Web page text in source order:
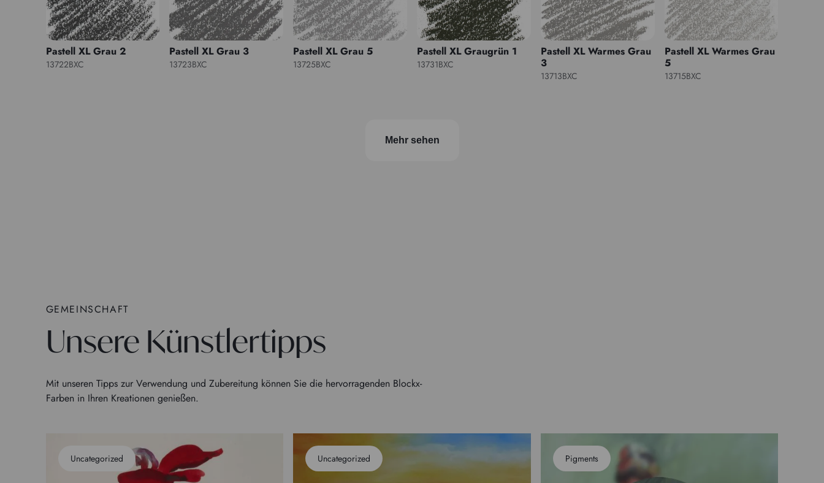
Pastell XL Grau 2
13722BXC
Pastell XL Grau 3
13723BXC
Pastell XL Grau 5
13725BXC
Pastell XL Graugrün 1
13731BXC
Pastell XL Warmes Grau
3
13713BXC
Pastell XL Warmes Grau
5
13715BXC
Mehr sehen
GEMEINSCHAFT
Unsere Künstlertipps
Mit unseren Tipps zur Verwendung und Zubereitung können Sie die hervorragenden Blockx-
Farben in Ihren Kreationen genießen.
Uncategorized Uncategorized Pigments